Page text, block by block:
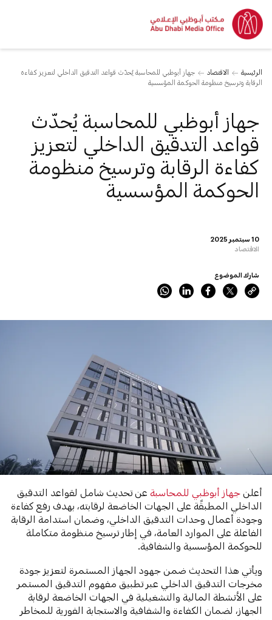
الرئيسية الاقتصاد
جهاز أبوظبي للمحاسبة يُحدّث قواعد التدقيق الداخلي لتعزيز كفاءة
الرقابة وترسيخ منظومة الحوكمة المؤسسية
10 سبتمبر 2025
الاقتصاد
جهاز أبوظبي للمحاسبة يُحدّث
قواعد التدقيق الداخلي لتعزيز
كفاءة الرقابة وترسيخ منظومة
الحوكمة المؤسسية
شارك الموضوع
أعلنجهاز أبوظبي للمحاسبةعن تحديث شامل لقواعد التدقيق
الداخلي المطبقًة على الجهات الخاضعة لرقابته، بهدف رفع كفاءة
وجودة أعمال وحدات التدقيق الداخلي، وضمان استدامة الرقابة
الفاعلة على الموارد العامة، في إطار ترسيخ منظومة متكاملة
للحوكمة المؤسسية والشفافية.
ويأتي هذا التحديث ضمن جهود الجهاز المستمرة لتعزيز جودة
مخرجات التدقيق الداخلي عبر تطبيق مفهوم التدقيق المستمر
على الأنشطة المالية والتشغيلية في الجهات الخاضعة لرقابة
الجهاز، لضمان الكفاءة والشفافية والاستجابة الفورية للمخاطر